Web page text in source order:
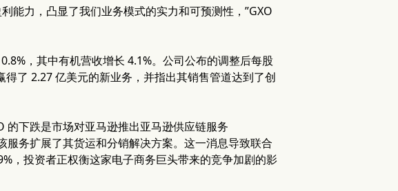
能力，凸显了我们业务模式的实力和可预测性，”GXO
，其中有机营收增长 4.1%。公司公布的调整后每股
了 2.27 亿美元的新业务，并指出其销售管道达到了创
下跌是市场对亚马逊推出亚马逊供应链服务
务扩展了其货运和分销解决方案。这一消息导致联合
，投资者正权衡这家电子商务巨头带来的竞争加剧的影